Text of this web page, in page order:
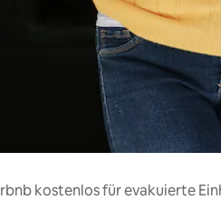
kostenlos für evakuierte